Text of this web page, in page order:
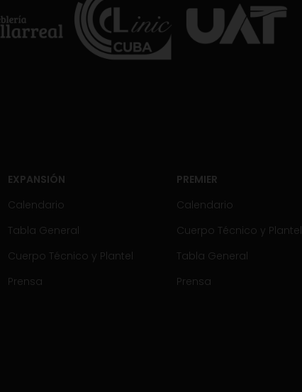
EXPANSIÓN
Calendario
Tabla General
Cuerpo Técnico y Plantel
Prensa
PREMIER
Calendario
Cuerpo Técnico y Plantel
Tabla General
Prensa